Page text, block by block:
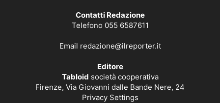
Contatti Redazione
Telefono 055 6587611
Email redazione@ilreporter.it
Editore
Tabloid società cooperativa
Firenze, Via Giovanni dalle Bande Nere, 24
Privacy Settings